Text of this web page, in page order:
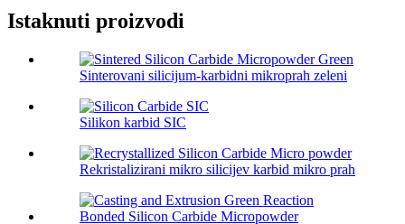
Istaknuti proizvodi
Sinterovani silicijum-karbidni mikroprah zeleni
Silikon karbid SIC
Rekristalizirani mikro silicijev karbid mikro prah